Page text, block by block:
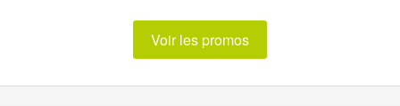
Voir les promos